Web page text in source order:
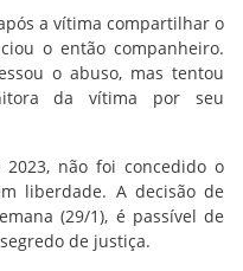
a vítima compartilhar o
o então companheiro.
o abuso, mas tentou
da vítima por seu
não foi concedido o
liberdade. A decisão de
(29/1), é passível de
de justiça.